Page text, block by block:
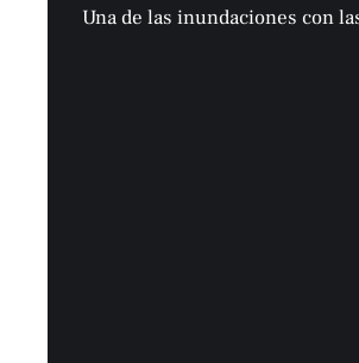
Una de las inundaciones con